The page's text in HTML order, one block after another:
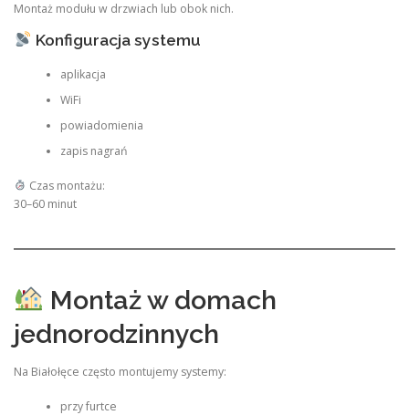
Montaż modułu w drzwiach lub obok nich.
Konfiguracja systemu
aplikacja
WiFi
powiadomienia
zapis nagrań
Czas montażu:
30–60 minut
Montaż w domach
jednorodzinnych
Na Białołęce często montujemy systemy:
przy furtce